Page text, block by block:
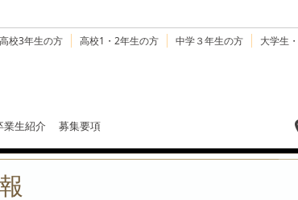
高校3年生の方 高校1・2年生の方 中学３年生の方 大学生
業生紹介 募集要項